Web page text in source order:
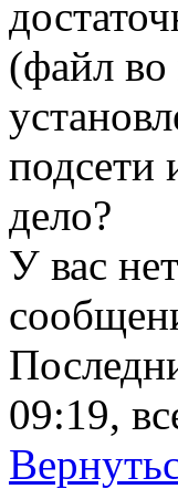
(файл во
подсети
дело?
У вас
09:19,